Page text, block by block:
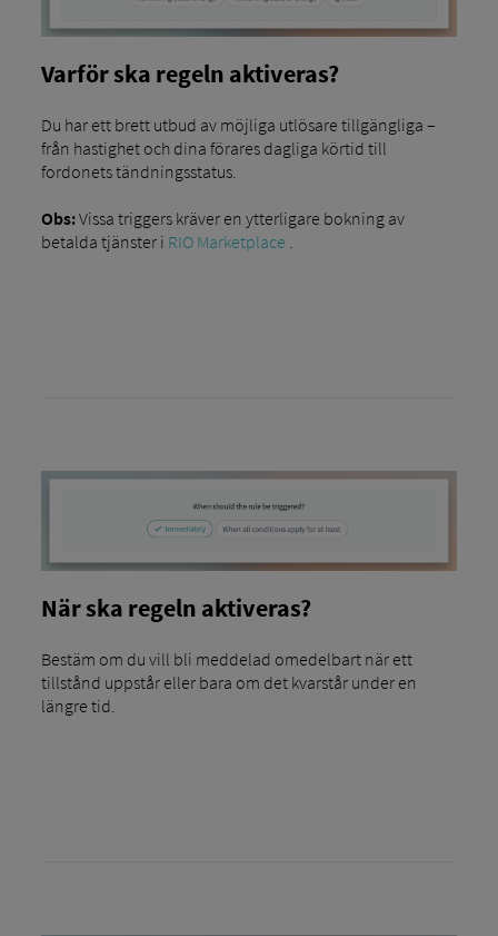
Varför ska regeln aktiveras?
Du har ett brett utbud av möjliga utlösare tillgängliga –
från hastighet och dina förares dagliga körtid till
fordonets tändningsstatus.
Obs:Vissa triggers kräver en ytterligare bokning av
betalda tjänster i RIO Marketplace
När ska regeln aktiveras?
Bestäm om du vill bli meddelad omedelbart när ett
tillstånd uppstår eller bara om det kvarstår under en
längre tid.